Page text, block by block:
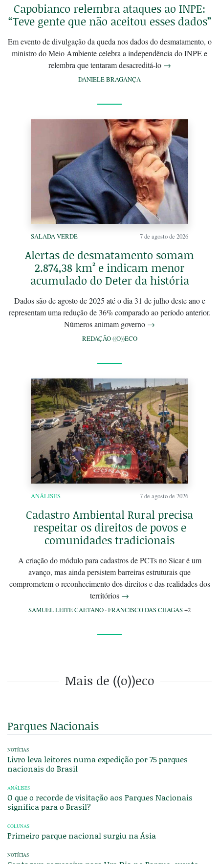
Capobianco relembra ataques ao INPE:
“Teve gente que não aceitou esses dados”
Em evento de divulgação da queda nos dados do desmatamento, o
ministro do Meio Ambiente celebra a independência do INPE e
relembra que tentaram desacreditá-lo →
DANIELE BRAGANÇA
SALADA VERDE 7 de agosto de 2026
Alertas de desmatamento somam
2.874,38 km² e indicam menor
acumulado do Deter da história
Dados são de agosto de 2025 até o dia 31 de julho deste ano e
representam uma redução de 36% comparado ao período anterior.
Números animam governo →
REDAÇÃO ((O))ECO
ANÁLISES 7 de agosto de 2026
Cadastro Ambiental Rural precisa
respeitar os direitos de povos e
comunidades tradicionais
A criação do módulo para cadastros de PCTs no Sicar é um
avanço, mas ainda persistem barreiras estruturais que
comprometem o reconhecimento dos direitos e das realidades dos
territórios →
SAMUEL LEITE CAETANO ·FRANCISCO DAS CHAGAS+2
Mais de ((o))eco
Parques Nacionais
NOTÍCIAS
Livro leva leitores numa expedição por 75 parques
nacionais do Brasil
ANÁLISES
O que o recorde de visitação aos Parques Nacionais
significa para o Brasil?
COLUNAS
Primeiro parque nacional surgiu na Ásia
NOTÍCIAS